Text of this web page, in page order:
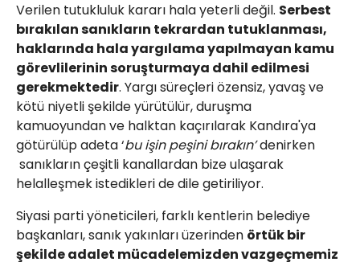
Verilen tutukluluk kararı hala yeterli değil. Serbest
bırakılan sanıkların tekrardan tutuklanması,
haklarında hala yargılama yapılmayan kamu
görevlilerinin soruşturmaya dahil edilmesi
gerekmektedir. Yargı süreçleri özensiz, yavaş ve
kötü niyetli şekilde yürütülür, duruşma
kamuoyundan ve halktan kaçırılarak Kandıra'ya
götürülüp adeta ‘bu işin peşini bırakın’denirken
sanıkların çeşitli kanallardan bize ulaşarak
helalleşmek istedikleri de dile getiriliyor.
Siyasi parti yöneticileri, farklı kentlerin belediye
başkanları, sanık yakınları üzerinden örtük bir
şekilde adalet mücadelemizden vazgeçmemiz